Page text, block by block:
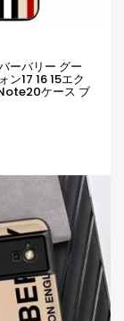
ーバリー グー
17 16 15エク
ケース ブ
ケースバー
グルピクセル